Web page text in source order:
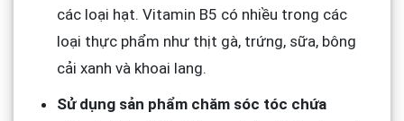
các loại hạt. Vitamin B5 có nhiều trong các
loại thực phẩm như thịt gà, trứng, sữa, bông
cải xanh và khoai lang.
Sử dụng sản phẩm chăm sóc tóc chứa